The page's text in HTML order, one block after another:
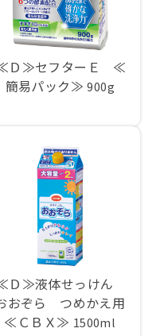
Ｄ≫セフターＥ ≪
簡易パック≫900g
Ｄ≫液体せっけん
おぞら つめかえ用
≪ＣＢＸ≫ 1500ml